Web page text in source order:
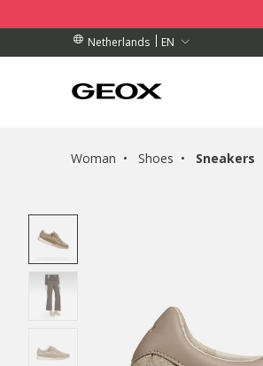
Netherlands
EN
OVER 89.00 €
COLLECTION POINT.
OVER 89.00 €
Woman Shoes Sneakers